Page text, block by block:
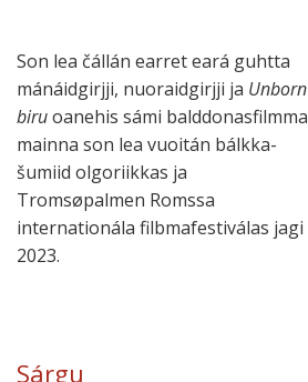
Son lea čál­lán ear­ret eará guhtta
mánáid­girjji, nuo­raid­girjji ja Unborn
biruoane­his sámi balddo­nas­filmma
mainna son lea vuoi­tán bálkka­
šumiid olgo­riik­kas ja
Tromsøpalmen Romssa
internationála filbmafestiválas jagi
2023.
Sárgu